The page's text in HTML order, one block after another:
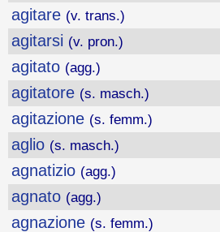
agitare (v. trans.)
agitarsi (v. pron.)
agitato (agg.)
agitatore (s. masch.)
agitazione (s. femm.)
aglio (s. masch.)
agnatizio (agg.)
agnato (agg.)
agnazione (s. femm.)